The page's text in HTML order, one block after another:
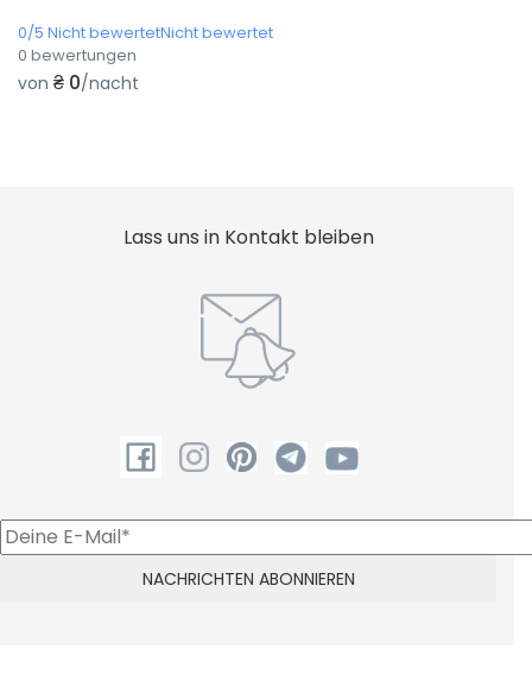
0/5 Nicht bewertetNicht bewertet
0 bewertungen
von ₴ 0/nacht
Lass uns in Kontakt bleiben